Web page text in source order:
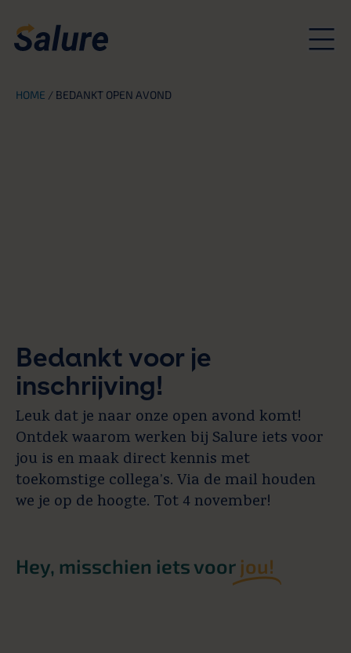
HOME / BEDANKT OPEN AVOND
Bedankt voor je
inschrijving!
Leuk dat je naar onze open avond komt!
Ontdek waarom werken bij Salure iets voor
jou is en maak direct kennis met
toekomstige collega’s. Via de mail houden
we je op de hoogte. Tot 4 november!
Hey, misschien iets voor jou!